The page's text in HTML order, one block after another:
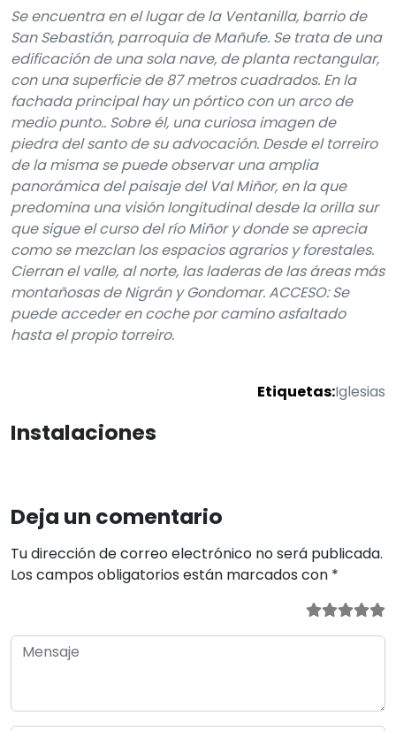
Se encuentra en el lugar de la Ventanilla, barrio de
San Sebastián, parroquia de Mañufe. Se trata de una
edificación de una sola nave, de planta rectangular,
con una superficie de 87 metros cuadrados. En la
fachada principal hay un pórtico con un arco de
medio punto.. Sobre él, una curiosa imagen de
piedra del santo de su advocación. Desde el torreiro
de la misma se puede observar una amplia
panorámica del paisaje del Val Miñor, en la que
predomina una visión longitudinal desde la orilla sur
que sigue el curso del río Miñor y donde se aprecia
como se mezclan los espacios agrarios y forestales.
Cierran el valle, al norte, las laderas de las áreas más
montañosas de Nigrán y Gondomar. ACCESO: Se
puede acceder en coche por camino asfaltado
hasta el propio torreiro.
Etiquetas:Iglesias
Instalaciones
Deja un comentario
Tu dirección de correo electrónico no será publicada.
Los campos obligatorios están marcados con *